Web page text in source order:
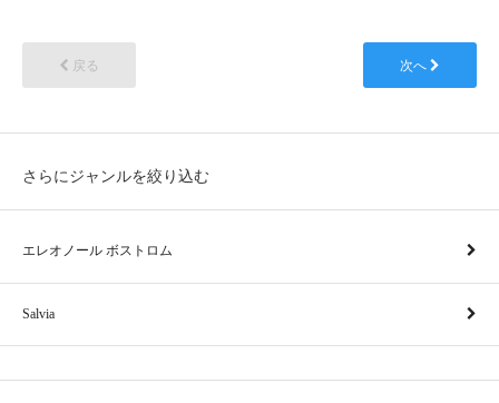
戻る 次へ
さらにジャンルを絞り込む
エレオノール ボストロム
Salvia